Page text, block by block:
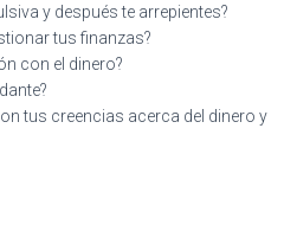
y después te arrepientes?
tus finanzas?
con el dinero?
tus creencias acerca del dinero y